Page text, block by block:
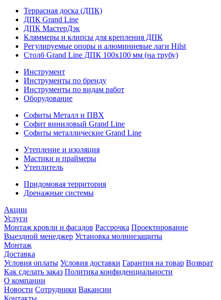
Террасная доска (ДПК)
ДПК Grand Line
ДПК МастерДэк
Кляммеры и клипсы для крепления ДПК
Регулируемые опоры и алюминиевые лаги Hilst
Столб Grand Line ДПК 100х100 мм (на трубу)
Инструмент
Инструменты по бренду
Инструменты по видам работ
Оборудование
Софиты Металл и ПВХ
Софит виниловый Grand Line
Софиты металлические Grand Line
Утепление и изоляция
Мастики и праймеры
Утеплитель
Придомовая территория
Дренажные системы
Акции
Услуги
Монтаж кровли и фасадов Рассрочка Проектирование
Выездной менеджер Установка молниезащиты
Монтаж
Доставка
Условия оплаты Условия доставки Гарантия на товар Возврат
Как сделать заказ Политика конфиденциальности
О компании
Новости Сотрудники Вакансии
Контакты